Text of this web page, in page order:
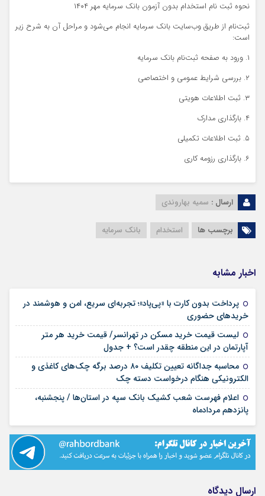
نحوه ثبت نام استخدام بدون آزمون بانک سرمایه مهر ۱۴۰۴
ثبت‌نام از طریق وب‌سایت بانک سرمایه انجام می‌شود و مراحل آن به شرح زیر
است:
۱. ورود به صفحه ثبت‌نام بانک سرمایه
۲. بررسی شرایط عمومی و اختصاصی
۳. ثبت اطلاعات هویتی
۴. بارگذاری مدارک
۵. ثبت اطلاعات تکمیلی
۶. بارگذاری رزومه کاری
ارسال : سمیه بهاروندی
برچسب ها استخدام بانک سرمایه
اخبار مشابه
پرداخت بدون کارت با «پی‌پاد»؛ تجربه‌ای سریع، امن و هوشمند در
خریدهای حضوری
لیست قیمت خرید مسکن در تهرانسر/ قیمت خرید هر متر
آپارتمان در این منطقه چقدر است؟ + جدول
محاسبه جداگانه تعیین تکلیف ۸۰ درصد برگه چک‌های کاغذی و
الکترونیکی هنگام درخواست دسته چک
اعلام فهرست شعب کشیک بانک سپه در استان‌ها / پنجشنبه،
پانزدهم مردادماه
ارسال دیدگاه